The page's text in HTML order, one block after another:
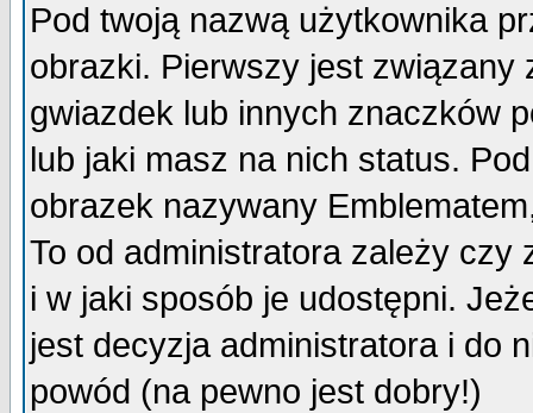
Pod twoją nazwą użytkownika
obrazki. Pierwszy jest
gwiazdek lub innych znaczków
lub jaki masz na nich status.
obrazek nazywany
To od administratora zależy czy
i w jaki sposób je udostępni.
jest decyzja administratora i do
powód (na pewno jest dobry!)